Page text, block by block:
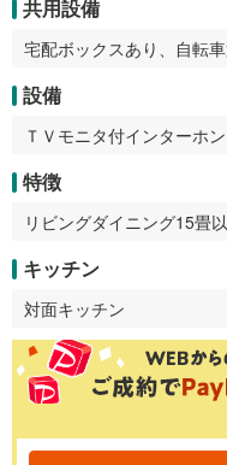
共用設備
宅配ボックスあり、自転
設備
ＴＶモニタ付インターホン
特徴
リビングダイニング15畳
キッチン
対面キッチン